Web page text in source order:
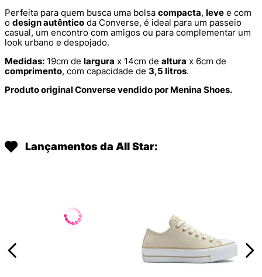
Perfeita para quem busca uma bolsa compacta, leve e com
o design autêntico da Converse, é ideal para um passeio
casual, um encontro com amigos ou para complementar um
look urbano e despojado.
Medidas: 19cm de largura x 14cm de altura x 6cm de
comprimento, com capacidade de 3,5 litros.
Produto original Converse vendido por Menina Shoes.
Lançamentos da All Star: